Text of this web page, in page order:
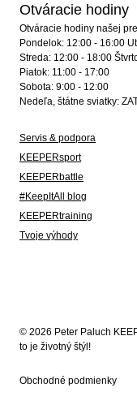
Otváracie hodiny
Otváracie hodiny našej
Pondelok: 12:00 - 16:00
Streda: 12:00 - 18:00
Piatok: 11:00 - 17:00
Sobota: 9:00 - 12:00
Nedeľa, štátne sviatky:
Servis & podpora
KEEPERsport
KEEPERbattle
#KeepItAll blog
KEEPERtraining
Tvoje výhody
© 2026 Peter Paluch
to je životný štýl!
Obchodné podmienky